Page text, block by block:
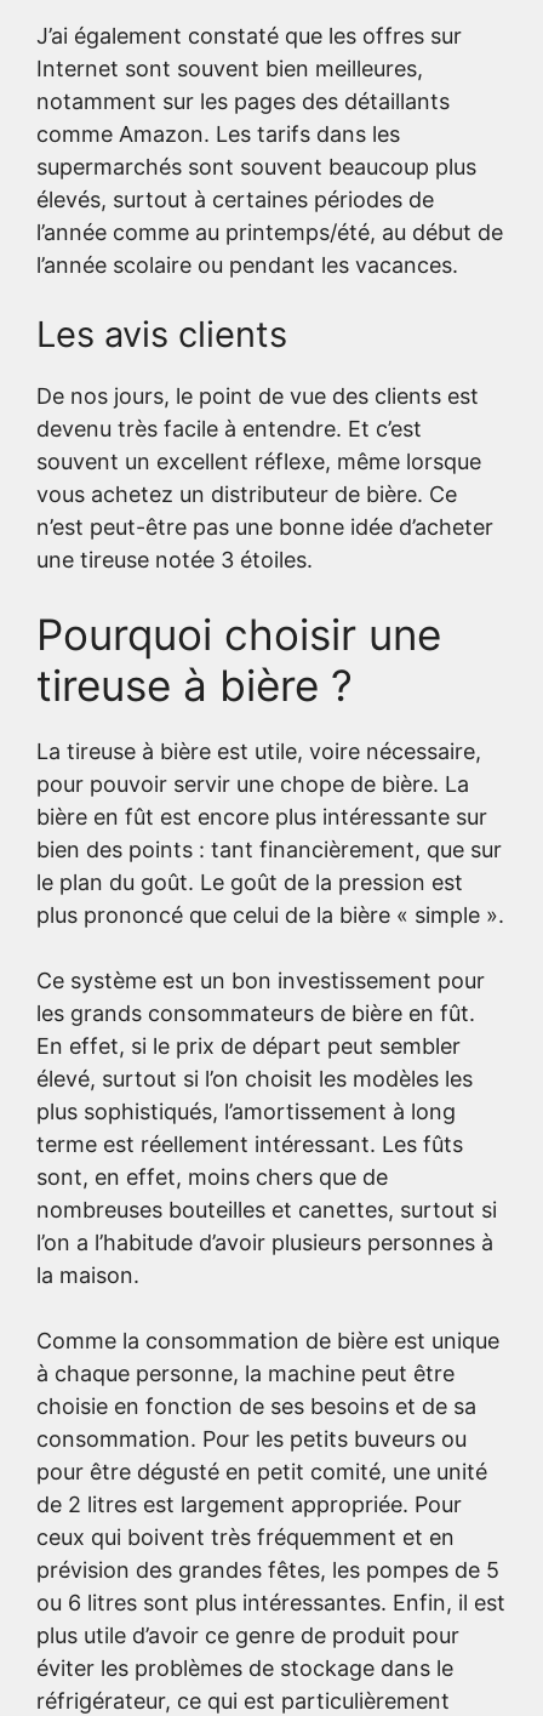
J’ai également constaté que les offres sur
Internet sont souvent bien meilleures,
notamment sur les pages des détaillants
comme Amazon. Les tarifs dans les
supermarchés sont souvent beaucoup plus
élevés, surtout à certaines périodes de
l’année comme au printemps/été, au début de
l’année scolaire ou pendant les vacances.
Les avis clients
De nos jours, le point de vue des clients est
devenu très facile à entendre. Et c’est
souvent un excellent réflexe, même lorsque
vous achetez un distributeur de bière. Ce
n’est peut-être pas une bonne idée d’acheter
une tireuse notée 3 étoiles.
Pourquoi choisir une
tireuse à bière ?
La tireuse à bière est utile, voire nécessaire,
pour pouvoir servir une chope de bière. La
bière en fût est encore plus intéressante sur
bien des points : tant financièrement, que sur
le plan du goût. Le goût de la pression est
plus prononcé que celui de la bière « simple ».
Ce système est un bon investissement pour
les grands consommateurs de bière en fût.
En effet, si le prix de départ peut sembler
élevé, surtout si l’on choisit les modèles les
plus sophistiqués, l’amortissement à long
terme est réellement intéressant. Les fûts
sont, en effet, moins chers que de
nombreuses bouteilles et canettes, surtout si
l’on a l’habitude d’avoir plusieurs personnes à
la maison.
Comme la consommation de bière est unique
à chaque personne, la machine peut être
choisie en fonction de ses besoins et de sa
consommation. Pour les petits buveurs ou
pour être dégusté en petit comité, une unité
de 2 litres est largement appropriée. Pour
ceux qui boivent très fréquemment et en
prévision des grandes fêtes, les pompes de 5
ou 6 litres sont plus intéressantes. Enfin, il est
plus utile d’avoir ce genre de produit pour
éviter les problèmes de stockage dans le
réfrigérateur, ce qui est particulièrement